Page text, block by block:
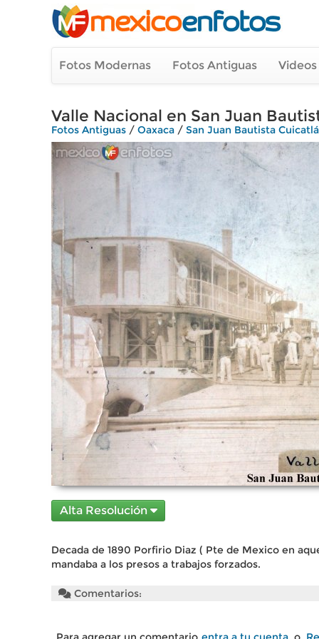
Fotos Modernas Fotos Antiguas
Valle Nacional en San Juan
Fotos Antiguas / Oaxaca / San Juan Bautista
Alta Resolución
Decada de 1890 Porfirio Diaz ( Pte de Mexico en
mandaba a los presos a trabajos forzados.
Comentarios: